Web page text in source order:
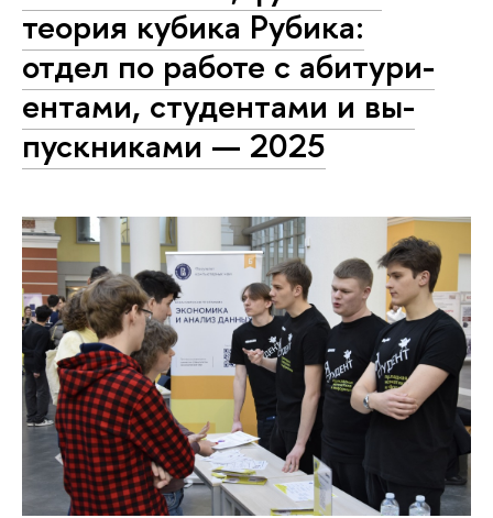
теория кубика Рубика:
отдел по работе с аби­ту­ри­
ен­та­ми, студентами и вы­
пуск­ни­ка­ми — 2025